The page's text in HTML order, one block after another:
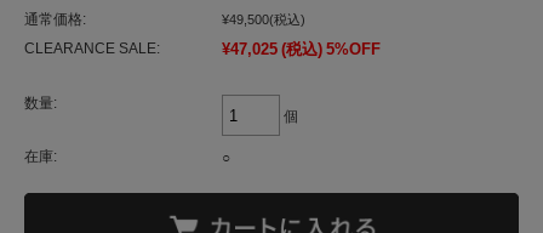
通常価格: ¥49,500(税込)
CLEARANCE SALE: ¥47,025 (税込) 5%OFF
数量:
個
在庫: ○